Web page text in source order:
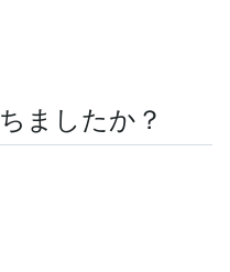
ましたか？